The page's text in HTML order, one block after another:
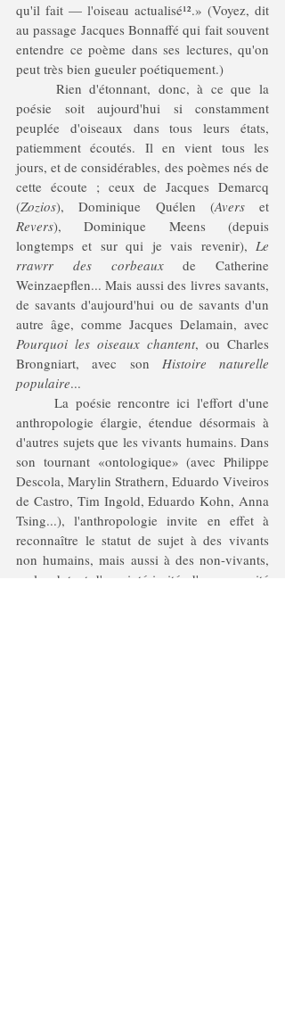
qu'il fait — l'oiseau actualisé¹².» (Voyez, dit
au passage Jacques Bonnaffé qui fait souvent
entendre ce poème dans ses lectures, qu'on
peut très bien gueuler poétiquement.)
poésie soit aujourd'hui si constamment
peuplée d'oiseaux dans tous leurs états,
patiemment écoutés. Il en vient tous les
jours, et de considérables, des poèmes nés de
cette écoute ; ceux de Jacques Demarcq
(Zozios), Dominique Quélen (Avers
Revers), Dominique Meens (depuis
longtemps et sur qui je vais revenir), Le
rrawrr des corbeaux de Catherine
Weinzaepflen... Mais aussi des livres savants,
de savants d'aujourd'hui ou de savants d'un
Pourquoi les oiseaux chantent, ou Charles
Brongniart, avec son Histoire naturelle
populaire...
	La poésie rencontre ici l'effort d'une
anthropologie élargie, étendue désormais à
d'autres sujets que les vivants humains. Dans
son tournant «ontologique» (avec Philippe
Descola, Marylin Strathern, Eduardo Viveiros
de Castro, Tim Ingold, Eduardo Kohn, Anna
Tsing...), l'anthropologie invite en effet à
reconnaître le statut de sujet à des vivants
non humains, mais aussi à des non-vivants,
en les dotant d'une intériorité, d'une capacité